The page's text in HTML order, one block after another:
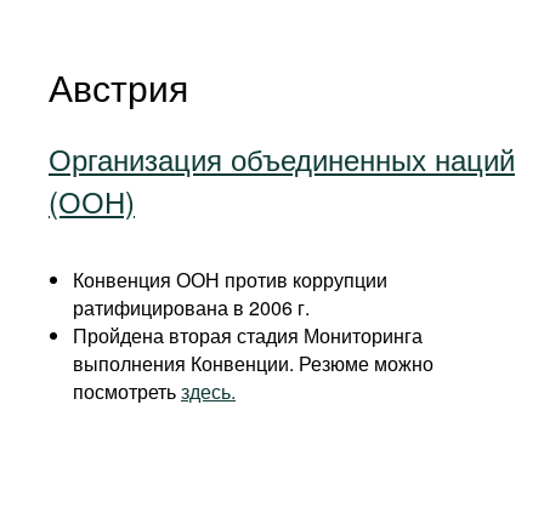
Австрия
Организация объединенных наций
(ООН)
Конвенция ООН против коррупции
ратифицирована в 2006 г.
Пройдена вторая стадия Мониторинга
выполнения Конвенции. Резюме можно
посмотретьздесь.